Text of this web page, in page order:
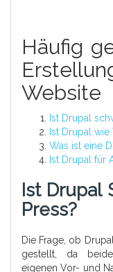
Häufig
Website
Ist Drupal
Ist Drupal
Was ist eine
Ist Drupal für
Ist Drupal
Press?
Die Frage, ob
gestellt, da beide
eigenen Vor- und